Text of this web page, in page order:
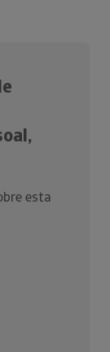
esta